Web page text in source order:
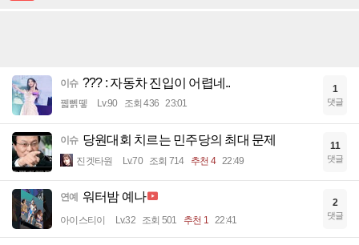
이슈 ??? : 자동차 진입이 어렵네..
꿻뻵뗗 Lv.90 조회 436 23:01
1
댓글
이슈 당원대회 치르는 민주당의 최대 문제
진겟타원 Lv.70 조회 714 추천 4 22:49
11
댓글
연예 워터밤 예나
아이스티이 Lv.32 조회 501 추천 1 22:41
2
댓글